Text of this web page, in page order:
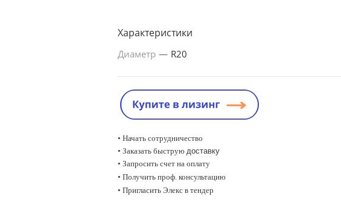
Характеристики
Диаметр — R20
• Начать сотрудничество
• Заказать быструю доставку
• Запросить счет на оплату
• Получить проф. консультацию
• Пригласить Элекс в тендер